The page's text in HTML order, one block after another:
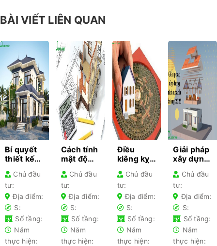
BÀI VIẾT LIÊN QUAN
Bí quyết
thiết kế
cho từng
loại nhà
phổ biến-
Kiến thức
không
thể bỏ lỡ
Chủ đầu
tư:
Địa điểm:
S:
Số tầng:
Năm
thực hiện:
Cách tính
mật độ
– Hướng
dẫn chi
tiết cho
gia chủ
Chủ đầu
tư:
Địa điểm:
S:
Số tầng:
Năm
thực hiện:
Điều
kiêng kỵ
nhà gia
chủ lần
đầu xây
nhà nên
tránh
Chủ đầu
tư:
Địa điểm:
S:
Số tầng:
Năm
thực hiện:
Giải pháp
xây dựng
nhanh
chóng
2025 –
Tối ưu chi
phí
Chủ đầu
tư:
Địa điểm:
S:
Số tầng:
Năm
thực hiện: